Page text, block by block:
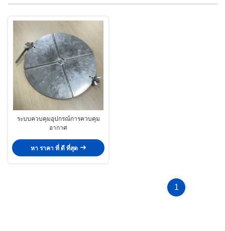
ระบบควบคุมอุปกรณ์การควบคุม
อากาศ
หา ราคา ที่ ดี ที่สุด
1